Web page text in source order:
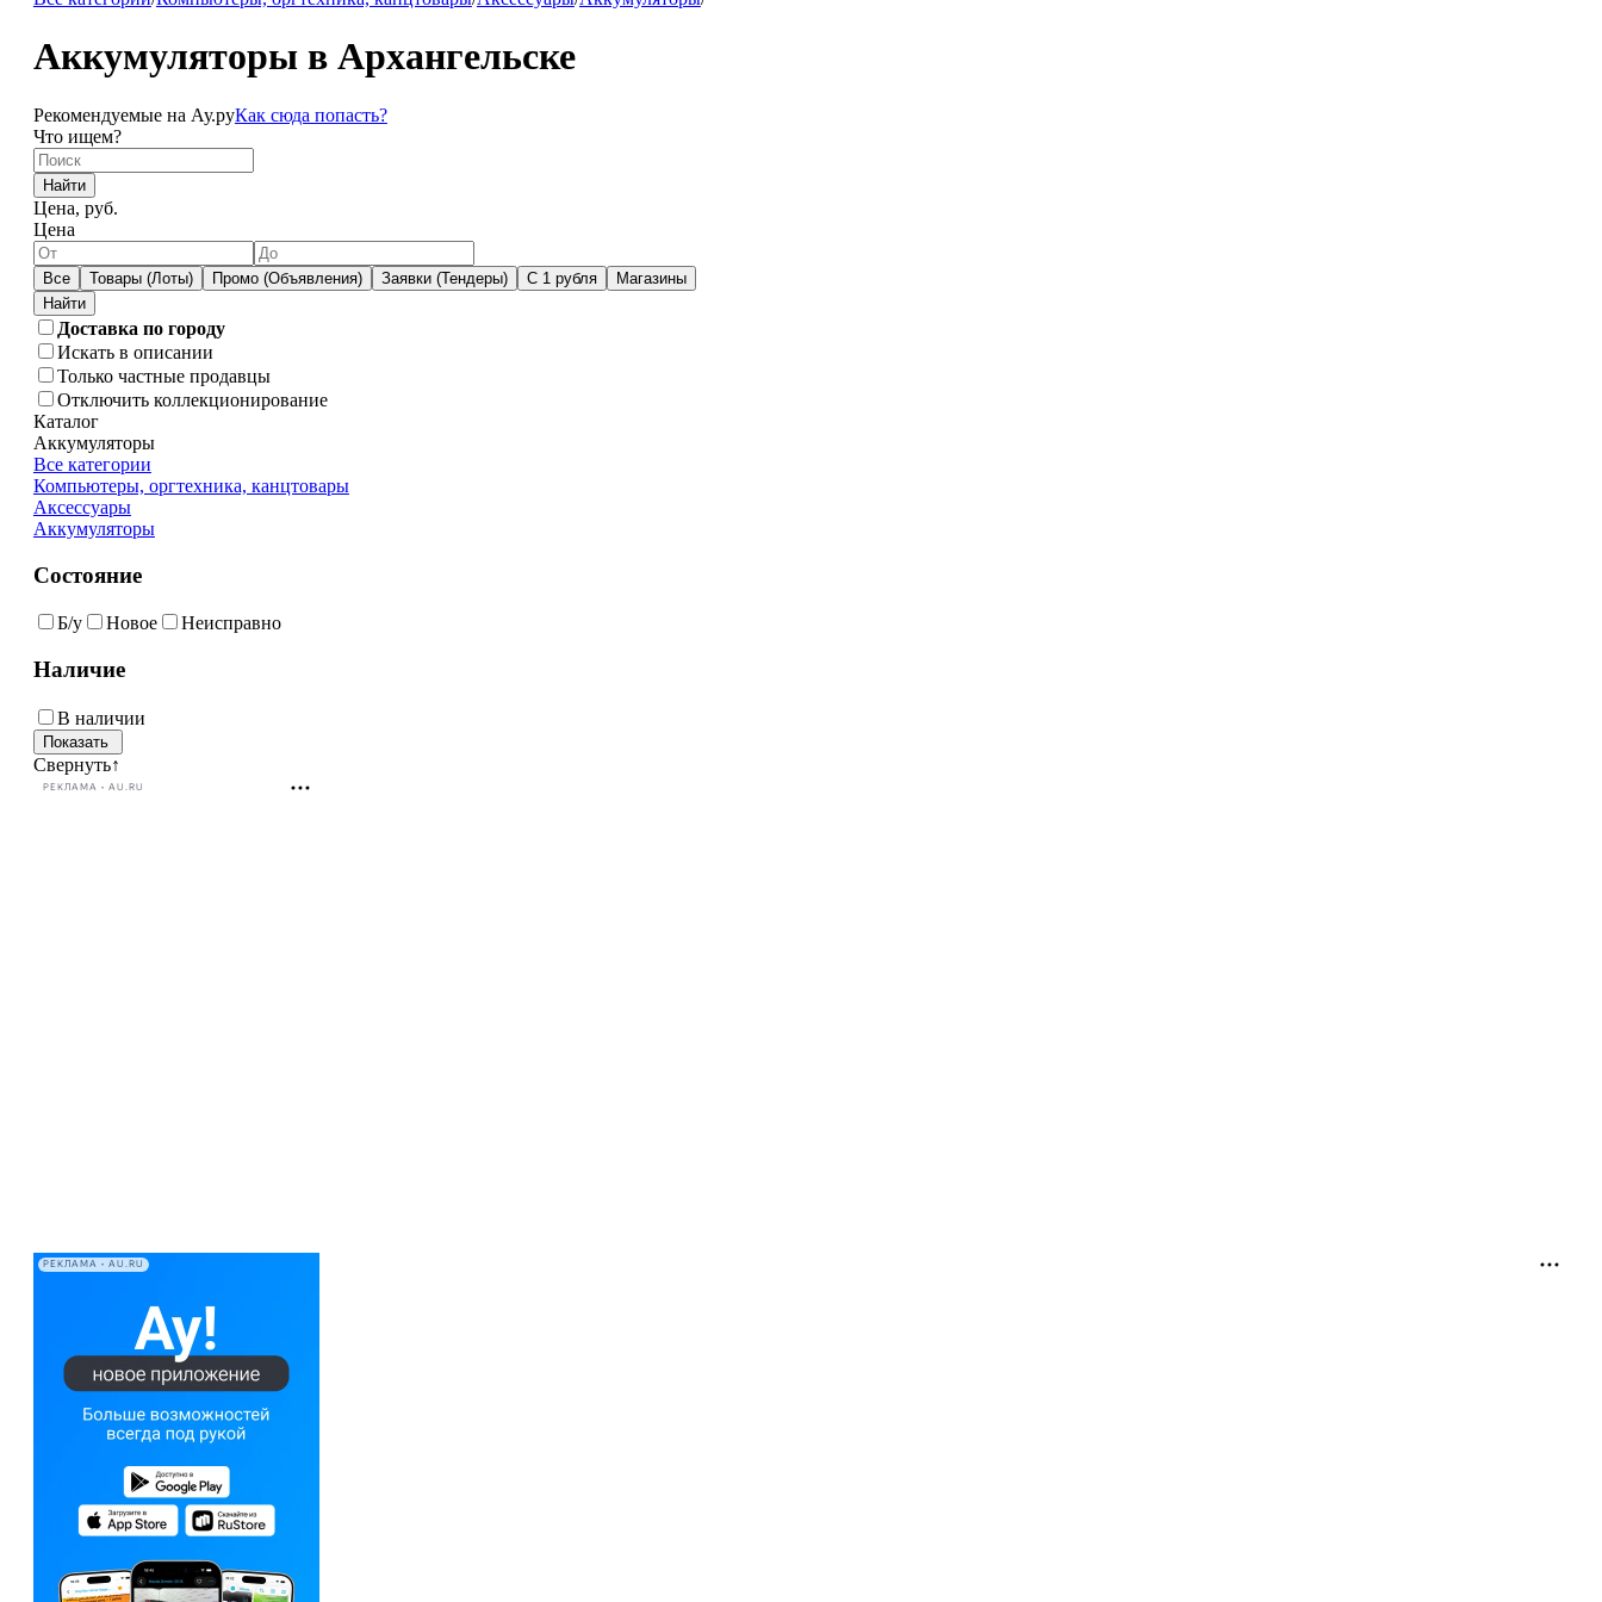
Аккумуляторы в Архангельске
Рекомендуемые на Ау.руКак сюда попасть?
Что ищем?
Найти
Цена, руб.
Цена
Все Товары (Лоты) Промо (Объявления) Заявки (Тендеры) С 1 рубля Магазины
Доставка по городу
Искать в описании
Только частные продавцы
Отключить коллекционирование
Каталог
Аккумуляторы
Все категории
Компьютеры, оргтехника, канцтовары
Аксессуары
Аккумуляторы
Состояние
Б/у Новое Неисправно
Наличие
В наличии
Свернуть↑
РЕКЛАМА • AU.RU
РЕКЛАМА • AU.RU